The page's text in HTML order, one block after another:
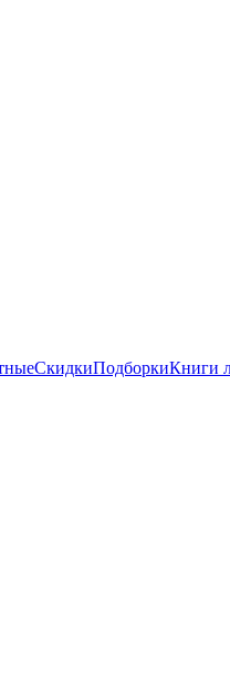
СкидкиПодборкиКниги